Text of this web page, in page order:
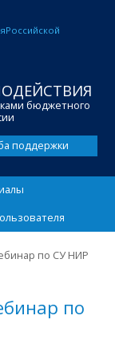
Российской
бюджетного
поддержки
по СУ НИР
по